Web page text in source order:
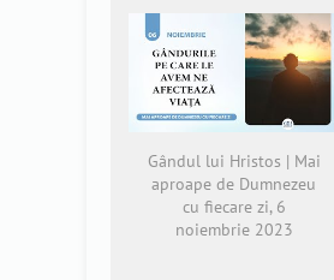
Gândul lui Hristos | Mai
aproape de Dumnezeu
cu fiecare zi, 6
noiembrie 2023